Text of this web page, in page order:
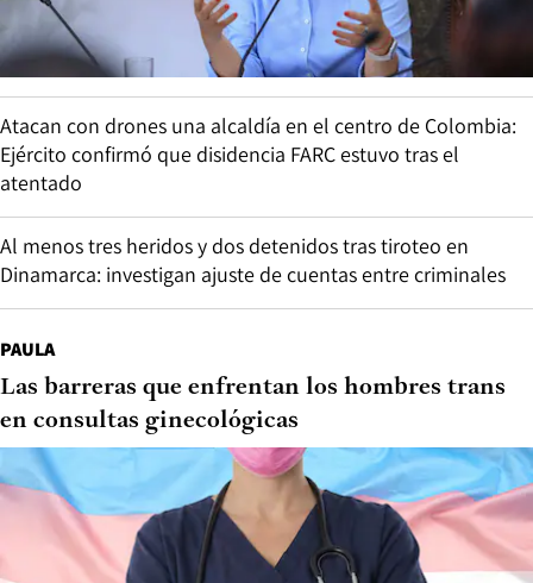
Atacan con drones una alcaldía en el centro de Colombia:
Ejército confirmó que disidencia FARC estuvo tras el
atentado
Al menos tres heridos y dos detenidos tras tiroteo en
Dinamarca: investigan ajuste de cuentas entre criminales
PAULA
Las barreras que enfrentan los hombres trans
en consultas ginecológicas